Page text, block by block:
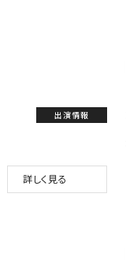
出演情報
詳しく見る